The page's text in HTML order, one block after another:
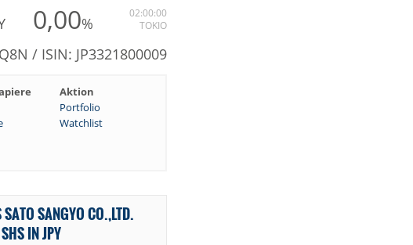
0,00%
02:00:00
TOKIO
/ ISIN: JP3321800009
Aktion
Portfolio
Watchlist
SANGYO CO.,LTD.
IN JPY